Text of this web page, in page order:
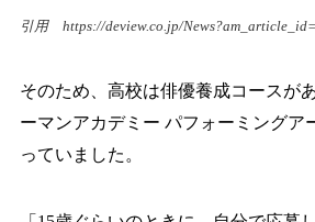
引用 https://deview.co.jp/
そのため、高校は俳優養成コースが
ーマンアカデミー パフォーミングア
っていました。